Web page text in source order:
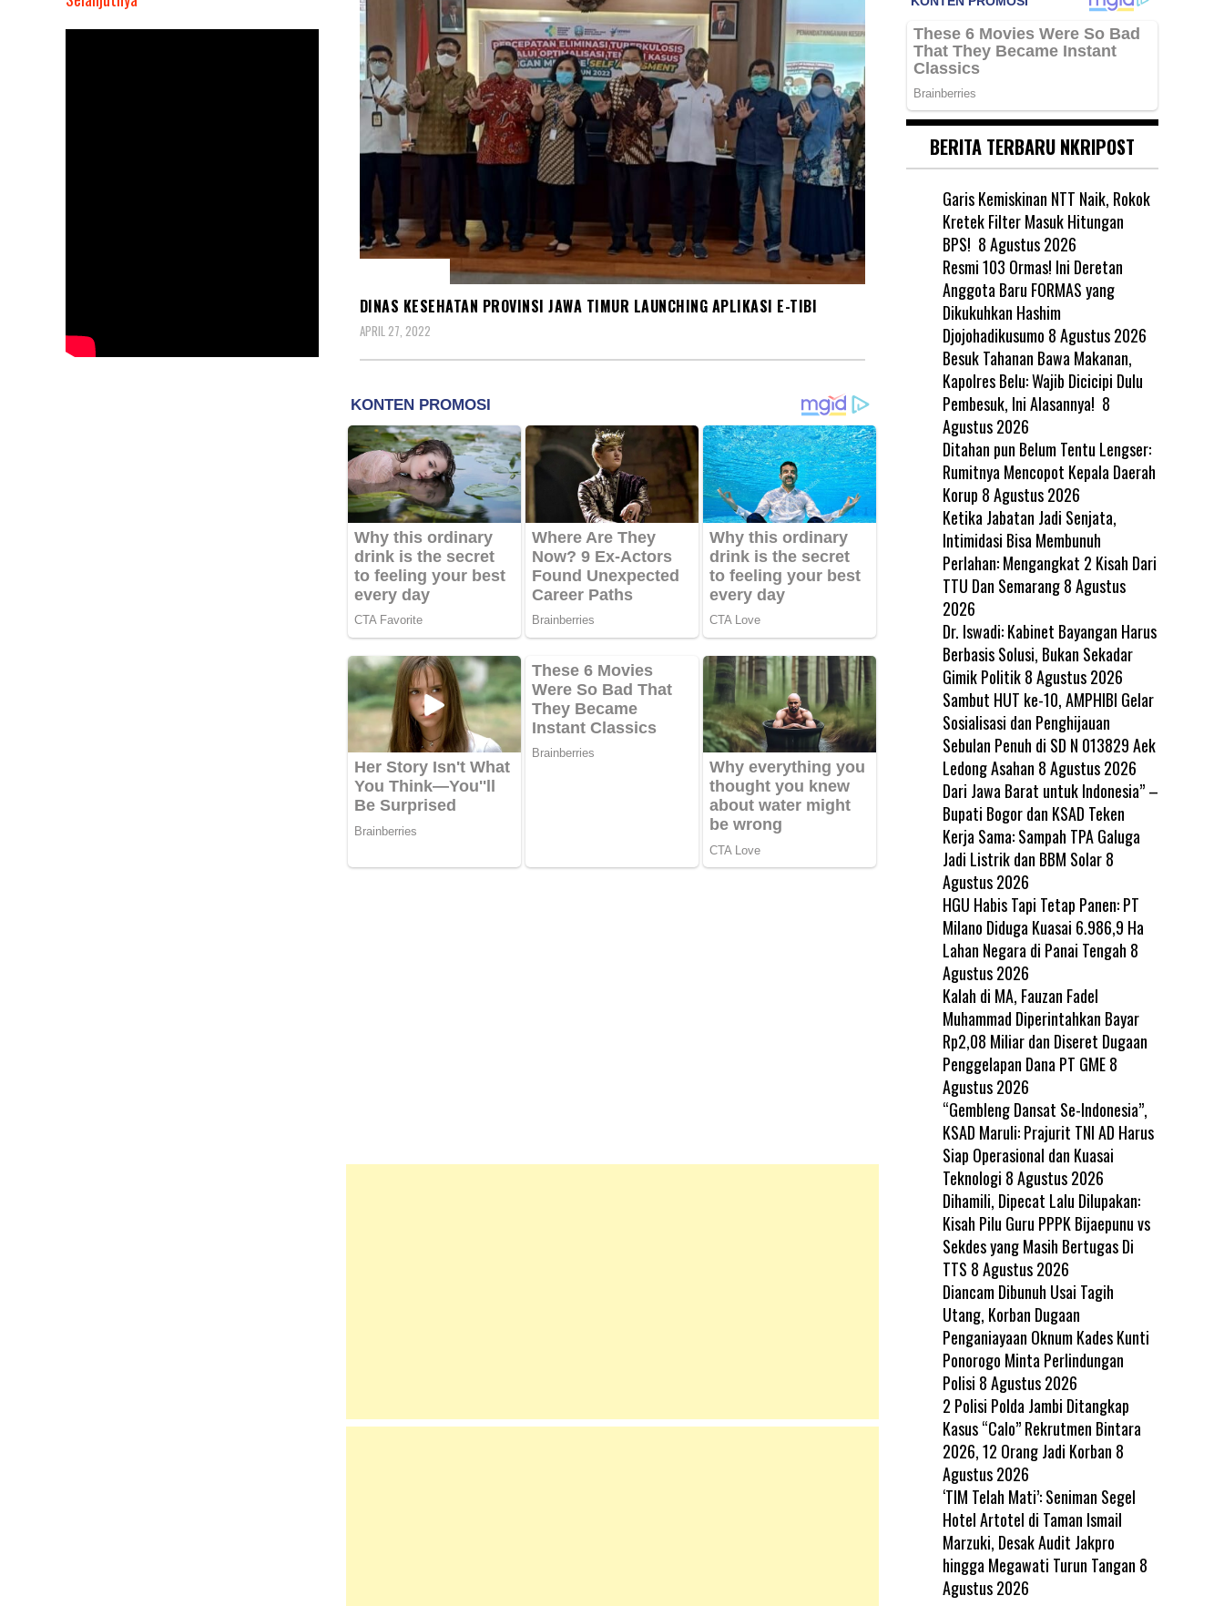
DINAS KESEHATAN PROVINSI JAWA TIMUR LAUNCHING APLIKASI E-TIBI
APRIL 27, 2022
BERITA TERBARU NKRIPOST
Garis Kemiskinan NTT Naik, Rokok
Kretek Filter Masuk Hitungan
BPS! 8 Agustus 2026
Resmi 103 Ormas! Ini Deretan
Anggota Baru FORMAS yang
Dikukuhkan Hashim
Djojohadikusumo 8 Agustus 2026
Besuk Tahanan Bawa Makanan,
Kapolres Belu: Wajib Dicicipi Dulu
Pembesuk, Ini Alasannya! 8
Agustus 2026
Ditahan pun Belum Tentu Lengser:
Rumitnya Mencopot Kepala Daerah
Korup 8 Agustus 2026
Ketika Jabatan Jadi Senjata,
Intimidasi Bisa Membunuh
Perlahan: Mengangkat 2 Kisah Dari
TTU Dan Semarang 8 Agustus
2026
Dr. Iswadi: Kabinet Bayangan Harus
Berbasis Solusi, Bukan Sekadar
Gimik Politik 8 Agustus 2026
Sambut HUT ke-10, AMPHIBI Gelar
Sosialisasi dan Penghijauan
Sebulan Penuh di SD N 013829 Aek
Ledong Asahan 8 Agustus 2026
Dari Jawa Barat untuk Indonesia” –
Bupati Bogor dan KSAD Teken
Kerja Sama: Sampah TPA Galuga
Jadi Listrik dan BBM Solar 8
Agustus 2026
HGU Habis Tapi Tetap Panen: PT
Milano Diduga Kuasai 6.986,9 Ha
Lahan Negara di Panai Tengah 8
Agustus 2026
Kalah di MA, Fauzan Fadel
Muhammad Diperintahkan Bayar
Rp2,08 Miliar dan Diseret Dugaan
Penggelapan Dana PT GME 8
Agustus 2026
“Gembleng Dansat Se-Indonesia”,
KSAD Maruli: Prajurit TNI AD Harus
Siap Operasional dan Kuasai
Teknologi 8 Agustus 2026
Dihamili, Dipecat Lalu Dilupakan:
Kisah Pilu Guru PPPK Bijaepunu vs
Sekdes yang Masih Bertugas Di
TTS 8 Agustus 2026
Diancam Dibunuh Usai Tagih
Utang, Korban Dugaan
Penganiayaan Oknum Kades Kunti
Ponorogo Minta Perlindungan
Polisi 8 Agustus 2026
2 Polisi Polda Jambi Ditangkap
Kasus “Calo” Rekrutmen Bintara
2026, 12 Orang Jadi Korban 8
Agustus 2026
‘TIM Telah Mati’: Seniman Segel
Hotel Artotel di Taman Ismail
Marzuki, Desak Audit Jakpro
hingga Megawati Turun Tangan 8
Agustus 2026